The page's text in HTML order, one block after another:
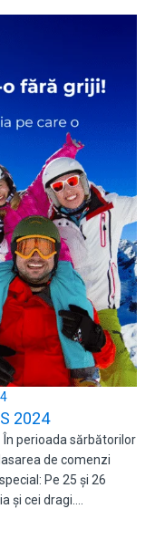
2024
În perioada sărbătorilor
de comenzi
Pe 25 și 26
și cei dragi.…